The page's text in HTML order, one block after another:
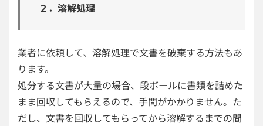
２．溶解処理
業者に依頼して、溶解処理で文書を破棄する方法もあ
ります。
処分する文書が大量の場合、段ボールに書類を詰めた
まま回収してもらえるので、手間がかかりません。た
だし、文書を回収してもらってから溶解するまでの間